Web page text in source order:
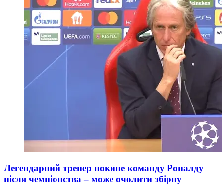
Легендарний тренер покине команду Роналду
після чемпіонства – може очолити збірну